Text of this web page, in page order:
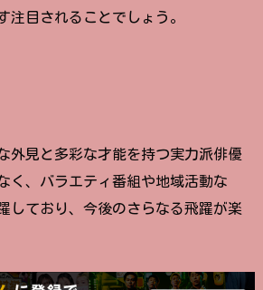
注目されることでしょう。
外見と多彩な才能を持つ実力派俳優
く、バラエティ番組や地域活動な
しており、今後のさらなる飛躍が楽